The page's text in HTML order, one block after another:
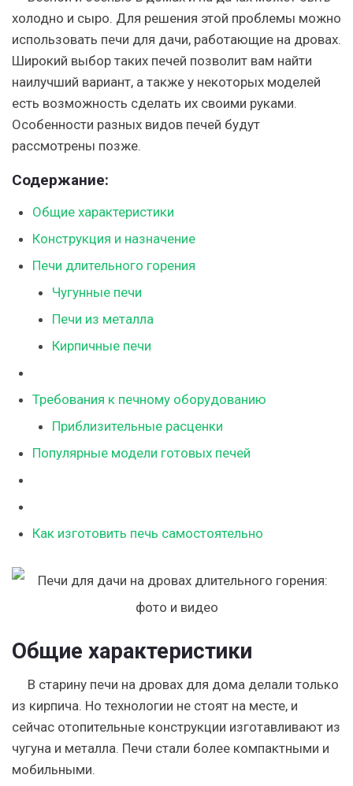
холодно и сыро. Для решения этой проблемы можно
использовать печи для дачи, работающие на дровах.
Широкий выбор таких печей позволит вам найти
наилучший вариант, а также у некоторых моделей
есть возможность сделать их своими руками.
Особенности разных видов печей будут
рассмотрены позже.
Содержание:
Общие характеристики
Конструкция и назначение
Печи длительного горения
Чугунные печи
Печи из металла
Кирпичные печи
Требования к печному оборудованию
Приблизительные расценки
Популярные модели готовых печей
Как изготовить печь самостоятельно
Общие характеристики
В старину печи на дровах для дома делали только
из кирпича. Но технологии не стоят на месте, и
сейчас отопительные конструкции изготавливают из
чугуна и металла. Печи стали более компактными и
мобильными.